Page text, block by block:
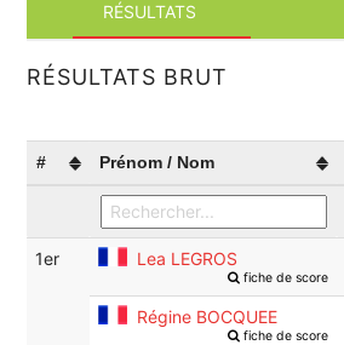
RÉSULTATS
RÉSULTATS BRUT
# Prénom / Nom
1er Lea LEGROS
fiche de score
Régine BOCQUEE
fiche de score